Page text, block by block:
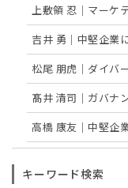
上敷領 忍｜マーケ
吉井 勇｜中堅企業
松尾 朋虎｜ダイバ
髙井 清司｜ガバナ
高橋 康友｜中堅企
キーワード検索